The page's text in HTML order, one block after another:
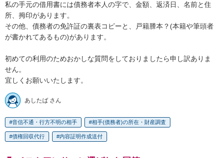
私の手元の借用書には債務者本人の字で、金額、返済日、名前と住
所、拇印があります。
その他、債務者の免許証の裏表コピーと、戸籍謄本？(本籍や筆頭者
が書かれてあるもの)があります。
初めての利用のためおかしな質問をしておりましたら申し訳ありま
せん。
宜しくお願いいたします。
あしたば さん
音信不通・行方不明の相手 相手(債務者)の所在・財産調査
債権回収代行 内容証明作成送付